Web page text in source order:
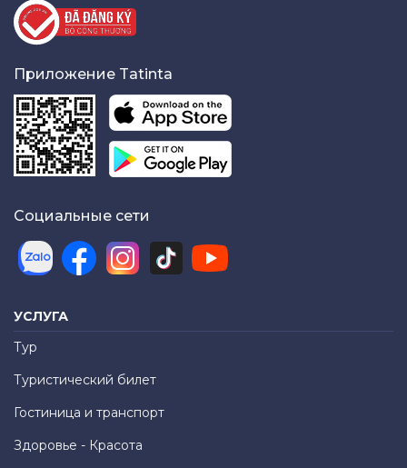
Приложение Tatinta
Социальные сети
УСЛУГА
Тур
Туристический билет
Гостиница и транспорт
Здоровье - Красота